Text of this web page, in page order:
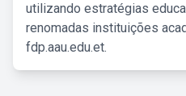
utilizando estratégias
renomadas instituições
fdp.aau.edu.et.